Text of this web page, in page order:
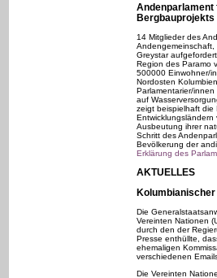
Andenparlament
Bergbauprojekts
14 Mitglieder des
Andengemeinschaft,
Greystar
Region des Paramo
500000 Einwohner/
Nordosten
Parlamentarier/
auf
zeigt beispielhaft die
Ausbeutung ihrer
Schritt des
Bevölkerung der
Erklärung des
AKTUELLES
Kolumbianischer
Die
Vereinten Nationen
durch den der
Presse enthüllte,
ehemaligen
verschiedenen
Die Vereinten